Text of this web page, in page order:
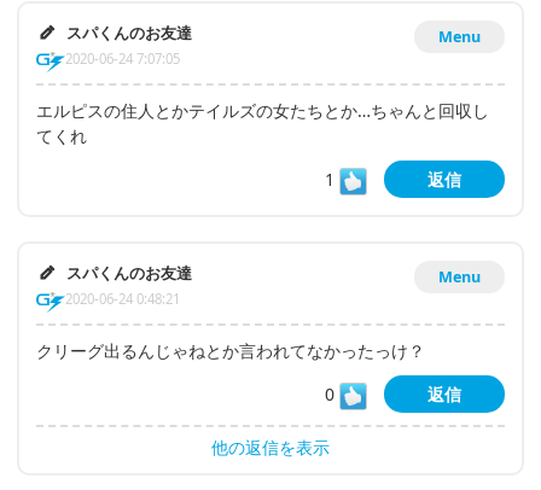
Menu
スパくんのお友達
2020-06-24 7:07:05
エルピスの住人とかテイルズの女たちとか…ちゃんと回収し
てくれ
1
返信
Menu
スパくんのお友達
2020-06-24 0:48:21
クリーグ出るんじゃねとか言われてなかったっけ？
0
返信
他の返信を表示